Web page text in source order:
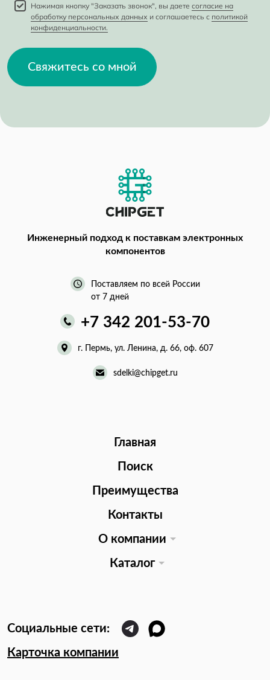
Нажимая кнопку "Заказать звонок", вы даете согласие на
обработку персональных данных и соглашаетесь с политикой
конфиденциальности.
Свяжитесь со мной
Инженерный подход к поставкам электронных
компонентов
Поставляем по всей России
от 7 дней
+7 342 201-53-70
г. Пермь, ул. Ленина, д. 66, оф. 607
sdelki@chipget.ru
Главная
Поиск
Преимущества
Контакты
О компании
Каталог
Карточка компании